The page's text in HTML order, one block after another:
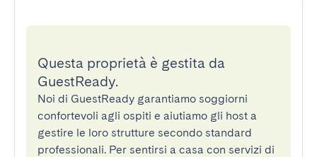
Questa proprietà è gestita da
GuestReady.
Noi di GuestReady garantiamo soggiorni
confortevoli agli ospiti e aiutiamo gli host a
gestire le loro strutture secondo standard
professionali. Per sentirsi a casa con servizi di